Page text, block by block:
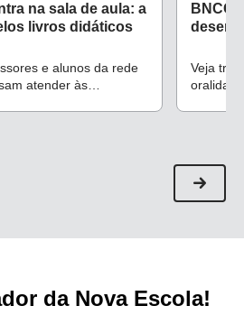
na sala de aula: a
livros didáticos
e alunos da rede
atender às
BNCC
Veja
da Nova Escola!